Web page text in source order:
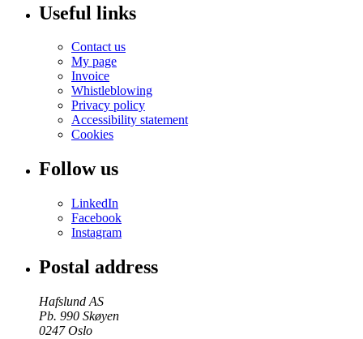
Useful links
Contact us
My page
Invoice
Whistleblowing
Privacy policy
Accessibility statement
Cookies
Follow us
LinkedIn
Facebook
Instagram
Postal address
Hafslund AS
Pb. 990 Skøyen
0247 Oslo